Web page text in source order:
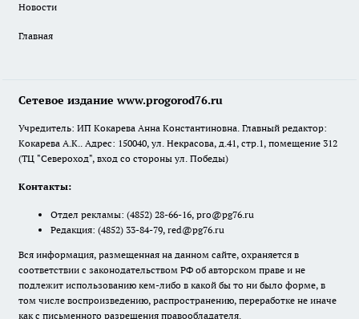
Новости
Главная
Сетевое издание www.progorod76.ru
Учредитель: ИП Кокарева Анна Константиновна. Главный редактор:
Кокарева А.К.. Адрес: 150040, ул. Некрасова, д.41, стр.1, помещение 312
(ТЦ "Североход", вход со стороны ул. Победы)
Контакты:
Отдел рекламы: (4852) 28-66-16, pro@pg76.ru
Редакция: (4852) 33-84-79, red@pg76.ru
Вся информация, размещенная на данном сайте, охраняется в
соответствии с законодательством РФ об авторском праве и не
подлежит использованию кем-либо в какой бы то ни было форме, в
том числе воспроизведению, распространению, переработке не иначе
как с письменного разрешения правообладателя.